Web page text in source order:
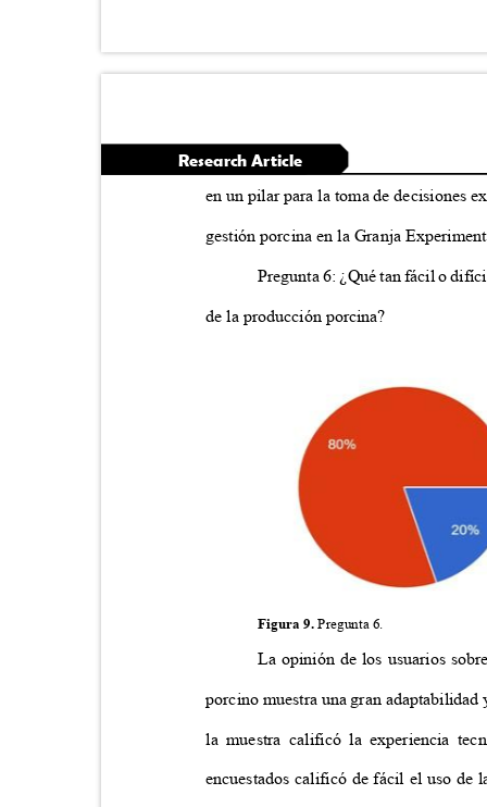
Research Article
en un pilar para la toma de decisiones
gestión porcina en la Granja
Pregunta 6: ¿Qué tan fácil o
de la producción porcina?
Figura 9.Pregunta 6.
La opinión de los usuarios
porcino muestra una gran
la muestra calificó la experiencia
encuestados calificó de fácil el uso